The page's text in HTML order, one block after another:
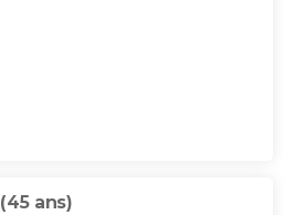
(45 ans)